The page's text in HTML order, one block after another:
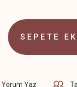
SEPETE
Yorum Yaz